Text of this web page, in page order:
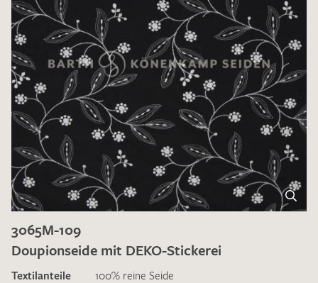
3065M-109
Doupionseide mit DEKO-Stickerei
Textilanteile
100% reine Seide